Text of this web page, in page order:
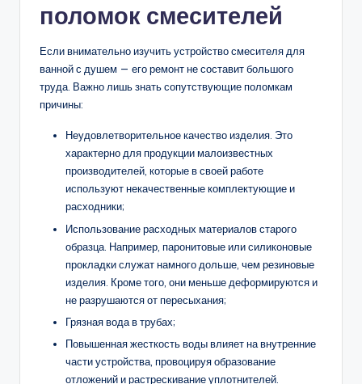
поломок смесителей
Если внимательно изучить устройство смесителя для
ванной с душем — его ремонт не составит большого
труда. Важно лишь знать сопутствующие поломкам
причины:
Неудовлетворительное качество изделия. Это
характерно для продукции малоизвестных
производителей, которые в своей работе
используют некачественные комплектующие и
расходники;
Использование расходных материалов старого
образца. Например, паронитовые или силиконовые
прокладки служат намного дольше, чем резиновые
изделия. Кроме того, они меньше деформируются и
не разрушаются от пересыхания;
Грязная вода в трубах;
Повышенная жесткость воды влияет на внутренние
части устройства, провоцируя образование
отложений и растрескивание уплотнителей.